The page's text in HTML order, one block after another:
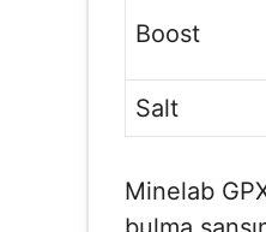
Boost
Salt
Minelab